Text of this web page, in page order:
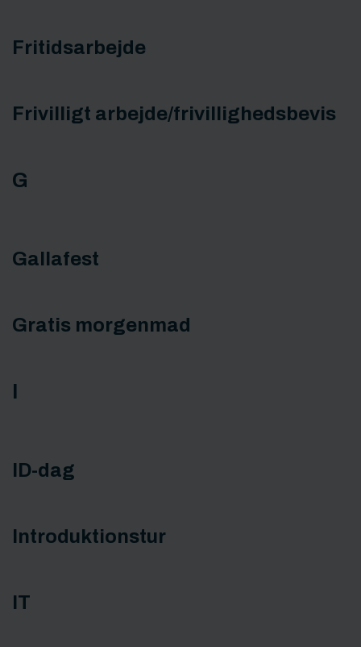
Fritidsarbejde
Frivilligt arbejde/frivillighedsbevis
G
Gallafest
Gratis morgenmad
ID-dag
Introduktionstur
IT